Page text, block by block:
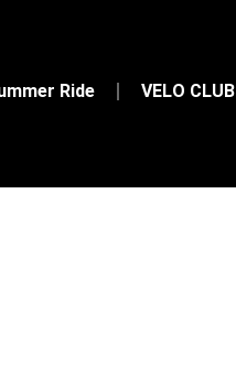
Ride VELO CLUB